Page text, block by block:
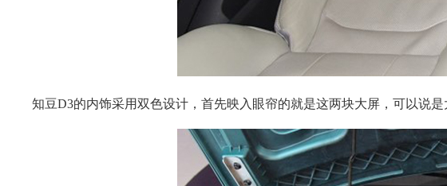
知豆D3的内饰采用双色设计，首先映入眼帘的就是这两块大屏，可以说是